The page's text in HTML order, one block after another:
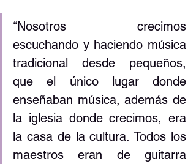
‘‘Nosotros crecimos
escuchando y haciendo música
tradicional desde pequeños,
que el único lugar donde
enseñaban música, además de
la iglesia donde crecimos, era
la casa de la cultura. Todos los
maestros eran de guitarra